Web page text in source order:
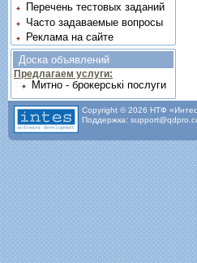
Перечень тестовых заданий
Часто задаваемые вопросы
Реклама на сайте
Доска объявлений
Предлагаем услуги:
Митно - брокерські послуги
Copyright © 2026 НТФ
Поддержка: